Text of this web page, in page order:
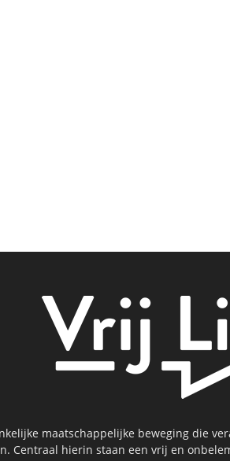
maatschappelijke beweging die
Centraal hierin staan een vrij en